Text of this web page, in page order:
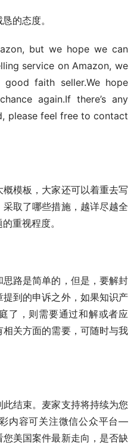
的态度。
but we hope we can
service on Amazon, we
faith seller.We hope
again.If there’s any
please feel free to contact
模板，大家还可以着重去写
取了哪些措施，越详尽越全
重视程度。
路是简单的，但是，要解封
到的申诉之外，如果知识产
了，则需要通过和解或者应
关方面的需要，可随时与我
结束。麦家支持将持续为您
内容可关注微信公众平台—
您美国案件最新走向，是否缺